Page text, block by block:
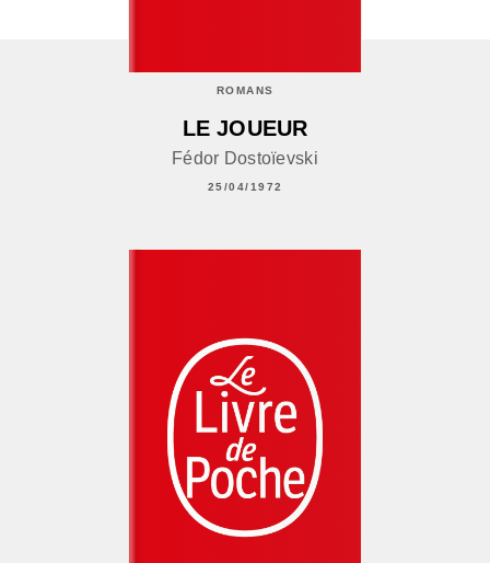
ROMANS
LE JOUEUR
Fédor Dostoïevski
25/04/1972